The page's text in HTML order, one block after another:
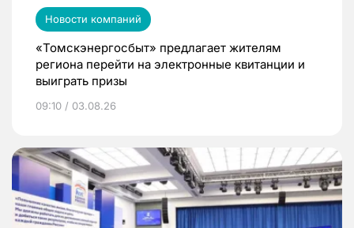
Новости компаний
«Томскэнергосбыт» предлагает жителям
региона перейти на электронные квитанции и
выиграть призы
09:10 / 03.08.26